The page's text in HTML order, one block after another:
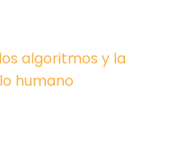
algoritmos y la
humano